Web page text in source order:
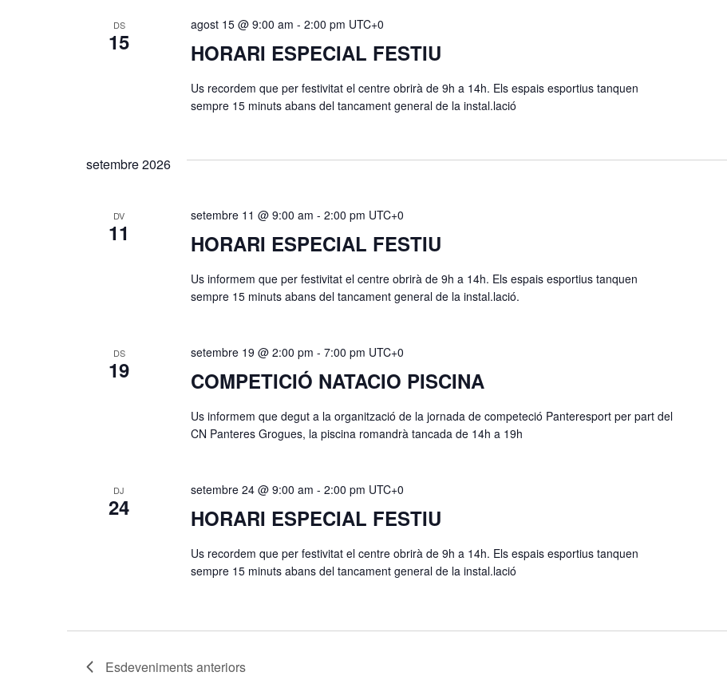
DS
15 HORARI ESPECIAL FESTIU
agost 15 @ 9:00 am - 2:00 pm UTC+0
Us recordem que per festivitat el centre obrirà de 9h a 14h. Els espais esportius tanquen
sempre 15 minuts abans del tancament general de la instal.lació
setembre 2026
DV
11 HORARI ESPECIAL FESTIU
setembre 11 @ 9:00 am - 2:00 pm UTC+0
Us informem que per festivitat el centre obrirà de 9h a 14h. Els espais esportius tanquen
sempre 15 minuts abans del tancament general de la instal.lació.
DS
19 COMPETICIÓ NATACIO PISCINA
setembre 19 @ 2:00 pm - 7:00 pm UTC+0
Us informem que degut a la organització de la jornada de competeció Panteresport per part del
CN Panteres Grogues, la piscina romandrà tancada de 14h a 19h
DJ
24 HORARI ESPECIAL FESTIU
setembre 24 @ 9:00 am - 2:00 pm UTC+0
Us recordem que per festivitat el centre obrirà de 9h a 14h. Els espais esportius tanquen
sempre 15 minuts abans del tancament general de la instal.lació
Esdevenimentsanteriors